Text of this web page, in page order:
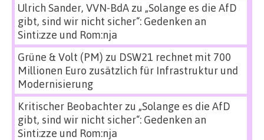
Ulrich Sander, VVN-BdAzu „Solange es die AfD
gibt, sind wir nicht sicher“: Gedenken an
Sinti:zze und Rom:nja
Grüne & Volt (PM) zu DSW21 rechnet mit 700
Millionen Euro zusätzlich für Infrastruktur und
Modernisierung
Kritischer Beobachterzu „Solange es die AfD
gibt, sind wir nicht sicher“: Gedenken an
Sinti:zze und Rom:nja